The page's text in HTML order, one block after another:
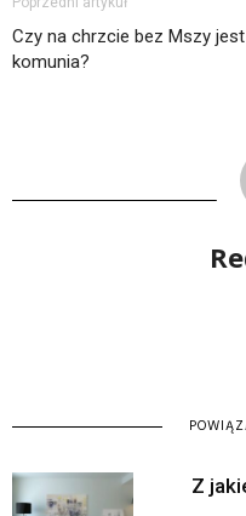
Czy na chrzcie bez Mszy jest
komunia?
Z